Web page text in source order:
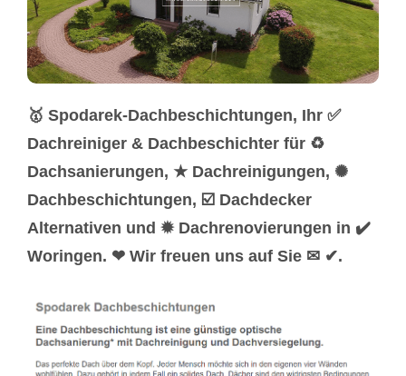
🥇 Spodarek-Dachbeschichtungen, Ihr ✅
Dachreiniger & Dachbeschichter für ♻
Dachsanierungen, ★ Dachreinigungen, ✺
Dachbeschichtungen, ☑️ Dachdecker
Alternativen und ✹ Dachrenovierungen in ✔️
Woringen. ❤ Wir freuen uns auf Sie ✉ ✔.